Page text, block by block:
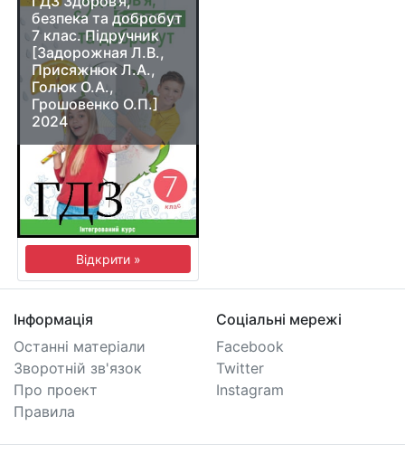
безпека та добробут
7 клас. Підручник
[Задорожная Л.В.,
Присяжнюк Л.А.,
Голюк О.А.,
Грошовенко О.П.]
2024
Відкрити »
Інформація
Останні матеріали
Зворотній зв'язок
Про проект
Правила
Соціальні мережі
Facebook
Twitter
Instagram